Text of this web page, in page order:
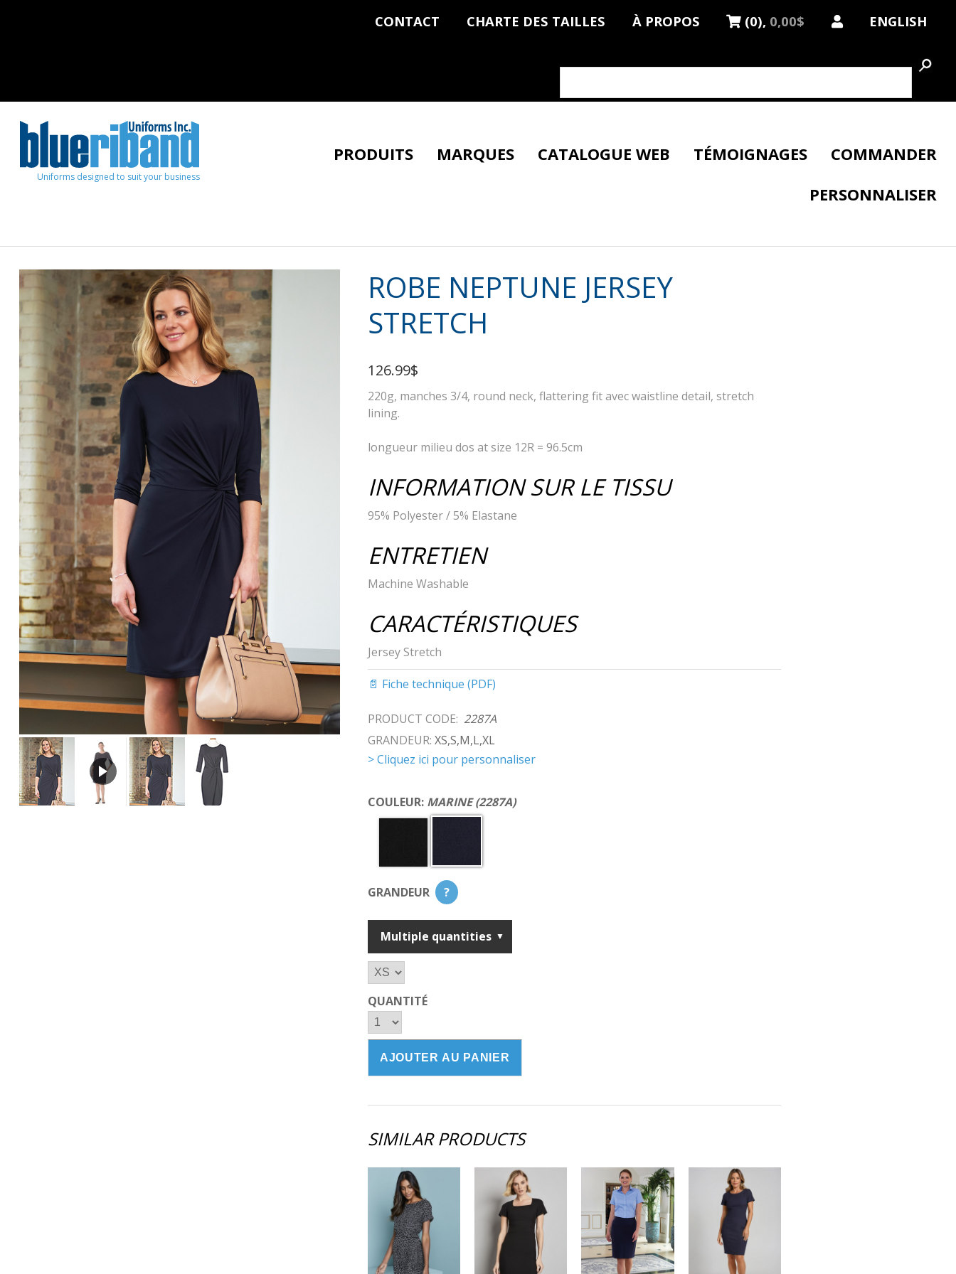
ENGLISH
(0), 0,00$
À PROPOS
CHARTE DES TAILLES
CONTACT
Uniforms designed to suit your business
PRODUITS MARQUES CATALOGUE WEB TÉMOIGNAGES
COMMANDER
PERSONNALISER
ROBE NEPTUNE JERSEY
STRETCH
126.99$
220g, manches 3/4, round neck, flattering fit avec waistline detail, stretch
lining.
longueur milieu dos at size 12R = 96.5cm
INFORMATION SUR LE TISSU
95% Polyester / 5% Elastane
ENTRETIEN
Machine Washable
CARACTÉRISTIQUES
Jersey Stretch
📄 Fiche technique (PDF)
PRODUCT CODE: 2287A
GRANDEUR:XS,S,M,L,XL
> Cliquez ici pour personnaliser
COULEUR: MARINE (2287A)
GRANDEUR ?
Multiple quantities
QUANTITÉ
SIMILAR PRODUCTS